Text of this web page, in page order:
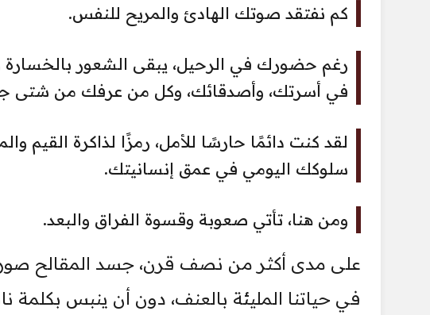
كم نفتقد صوتك الهادئ والمريح للنفس.
رغم حضورك في الرحيل، يبقى الشعور بالخسارة
في أسرتك، وأصدقائك، وكل من عرفك من شتى
لقد كنت دائمًا حارسًا للأمل، رمزًا لذاكرة القيم
سلوكك اليومي في عمق إنسانيتك.
ومن هنا، تأتي صعوبة وقسوة الفراق والبعد.
على مدى أكثر من نصف قرن، جسد المقالح
في حياتنا المليئة بالعنف، دون أن ينبس